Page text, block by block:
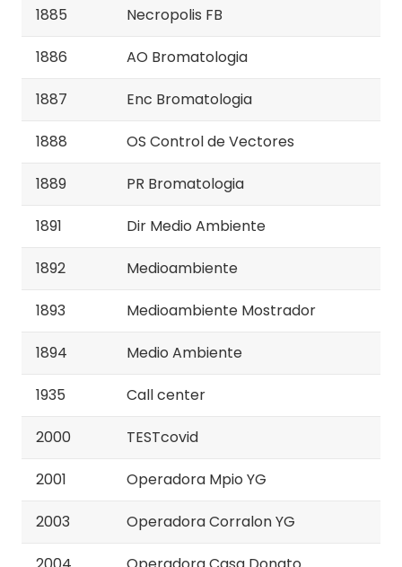
1885 Necropolis FB
1886 AO Bromatologia
1887 Enc Bromatologia
1888 OS Control de Vectores
1889 PR Bromatologia
1891 Dir Medio Ambiente
1892 Medioambiente
1893 Medioambiente Mostrador
1894 Medio Ambiente
1935 Call center
2000 TESTcovid
2001 Operadora Mpio YG
2003 Operadora Corralon YG